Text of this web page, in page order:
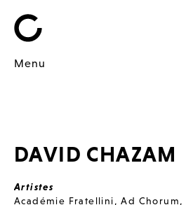
Menu
DAVID CHAZAM
Artistes
Académie Fratellini,Ad Chorum,